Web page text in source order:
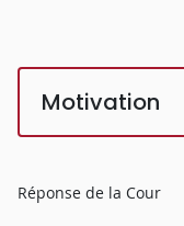
Motivation
Réponse de la Cour